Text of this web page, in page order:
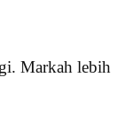
Markah lebih